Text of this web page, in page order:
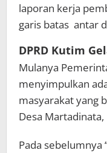
laporan kerja
garis batas antar
DPRD Kutim
Mulanya
menyimpulkan
masyarakat yang
Desa
Pada sebelumnya